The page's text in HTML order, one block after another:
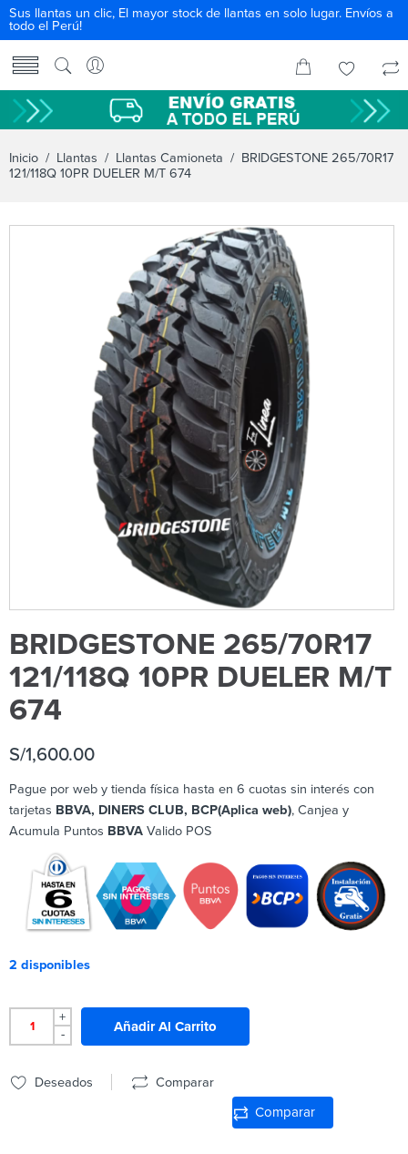
Sus llantas un clic, El mayor stock de llantas en solo lugar. Envíos a
todo el Perú!
Inicio / Llantas / Llantas Camioneta / BRIDGESTONE 265/70R17
121/118Q 10PR DUELER M/T 674
BRIDGESTONE 265/70R17
121/118Q 10PR DUELER M/T
674
S/1,600.00
Pague por web y tienda física hasta en 6 cuotas sin interés con
tarjetas BBVA, DINERS CLUB, BCP(Aplica web), Canjea y
Acumula Puntos BBVA Valido POS
2 disponibles
+
-
Añadir Al Carrito
Deseados Comparar
Comparar